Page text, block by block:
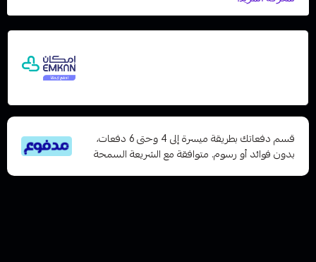
قسم دفعاتك بطريقة ميسرة إلى 4 وحتى 6 دفعات،
بدون فوائد أو رسوم. متوافقة مع الشريعة السمحة